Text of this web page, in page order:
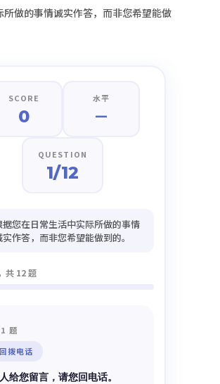
所做的事情诚实作答，而非您希望能做
SCORE
0
水平
—
QUESTION
1/12
据您在日常生活中实际所做的事情
实作答，而非您希望能做到的。
共 12 题
题
回拨电话
给您留言，请您回电话。